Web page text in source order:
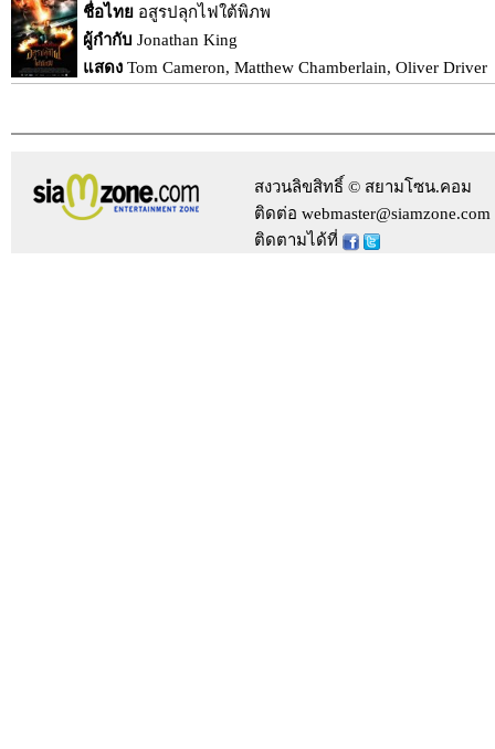
ชื่อไทย อสูรปลุกไฟใต้พิภพ
ผู้กำกับ Jonathan King
แสดง Tom Cameron, Matthew Chamberlain, Oliver Driver
สงวนลิขสิทธิ์ © สยามโซน.คอม
ติดต่อ webmaster@siamzone.com
ติดตามได้ที่